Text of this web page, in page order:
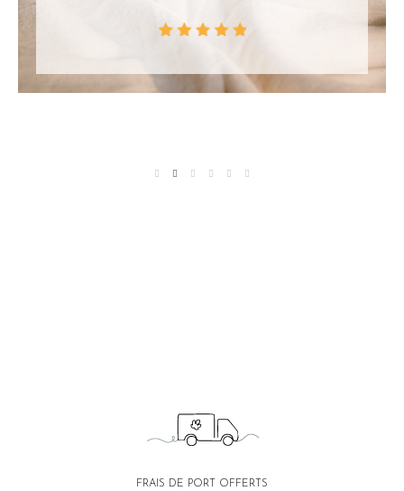
FRAIS DE PORT OFFERTS